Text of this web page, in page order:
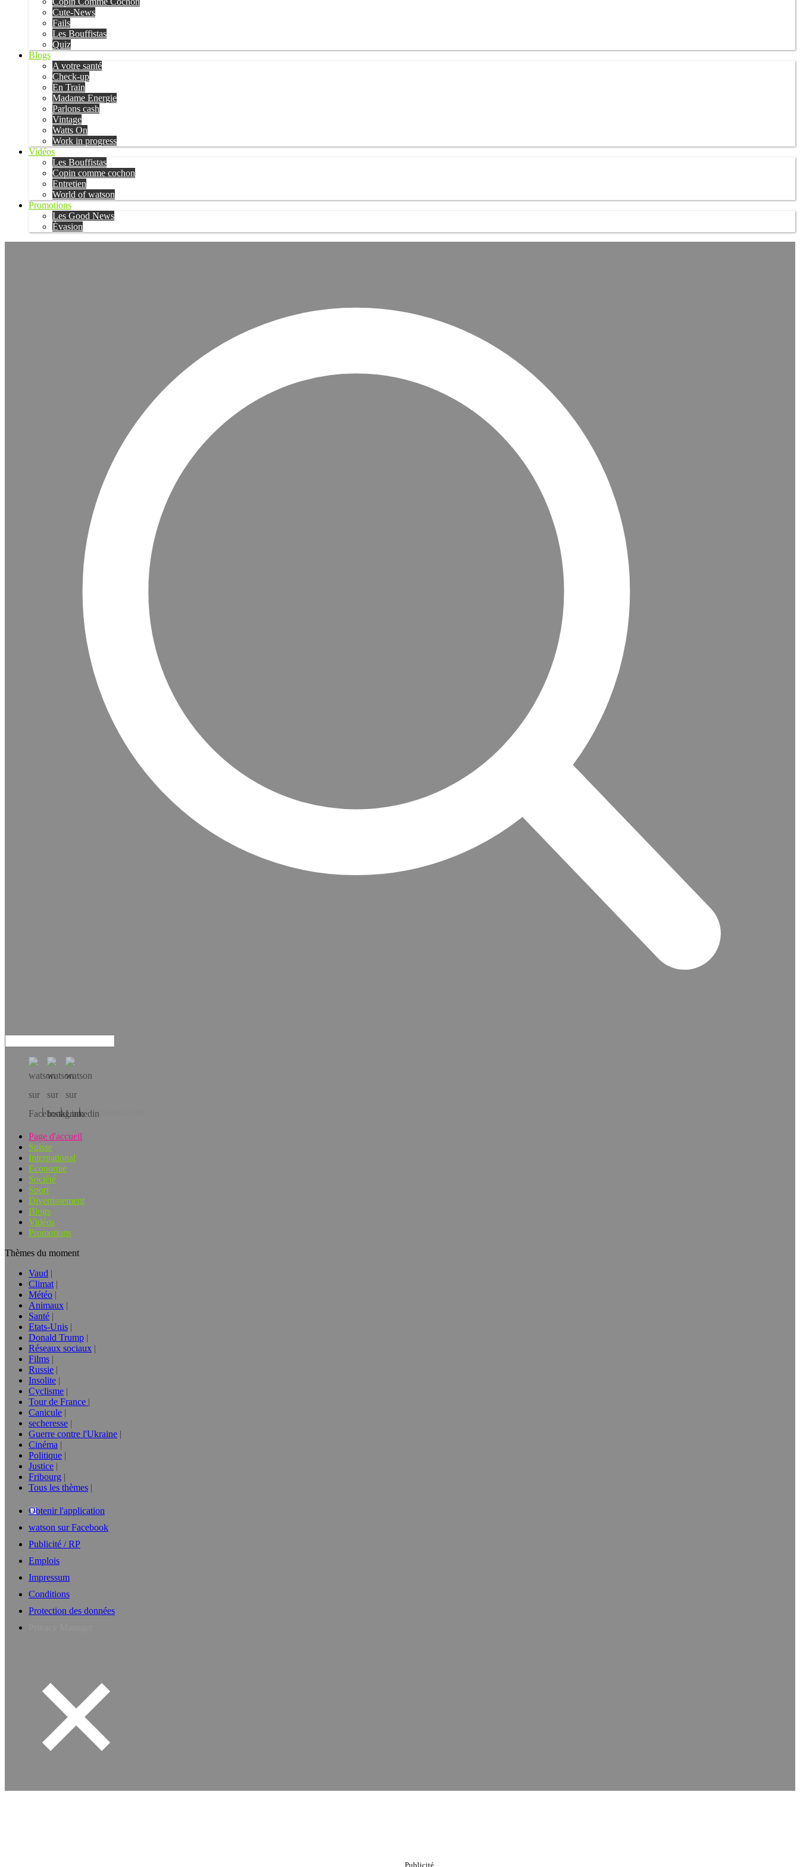
Cute-News
Fails
Les Bouffistas
Quiz
Blogs
A votre santé
Check-up
En Train
Madame Energie
Parlons cash
Vintage
Watts On
Work in progress
Vidéos
Les Bouffistas
Copin comme cochon
Entretien
World of watson
Promotions
Les Good News
Évasion
Téléchargez l’app!
Page d'accueil
Suisse
International
Economie
Société
Sport
Divertissement
Blogs
Vidéos
Promotions
Thèmes du moment
Vaud
Climat
Météo
Animaux
Santé
Etats-Unis
Donald Trump
Réseaux sociaux
Films
Russie
Insolite
Cyclisme
Tour de France
Canicule
secheresse
Guerre contre l'Ukraine
Cinéma
Politique
Justice
Fribourg
Tous les thèmes
Obtenir l'application
watson sur Facebook
Publicité / RP
Emplois
Impressum
Conditions
Protection des données